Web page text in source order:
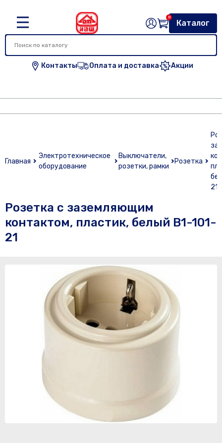
Контакты Оплата и доставка Акции
Каталог
0
Главная
Электротехническое
оборудование
Выключатели,
розетки, рамки
Розетка
21
Розетка с заземляющим
контактом, пластик, белый B1-101-
21